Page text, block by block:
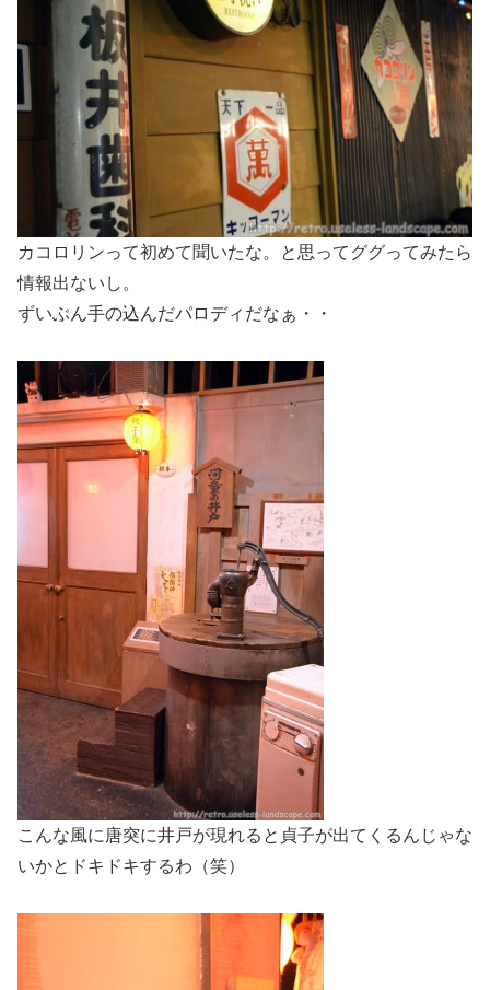
カコロリンって初めて聞いたな。と思ってググってみたら
情報出ないし。
ずいぶん手の込んだパロディだなぁ・・
こんな風に唐突に井戸が現れると貞子が出てくるんじゃな
いかとドキドキするわ（笑）